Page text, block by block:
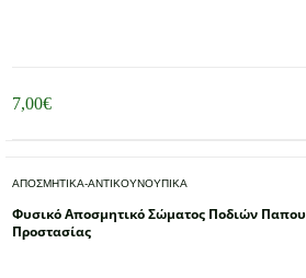
7,00€
ΑΠΟΣΜΗΤΙΚΑ-ΑΝΤΙΚΟΥΝΟΥΠΙΚΑ
Φυσικό Αποσμητικό Σώματος Ποδιών
Προστασίας